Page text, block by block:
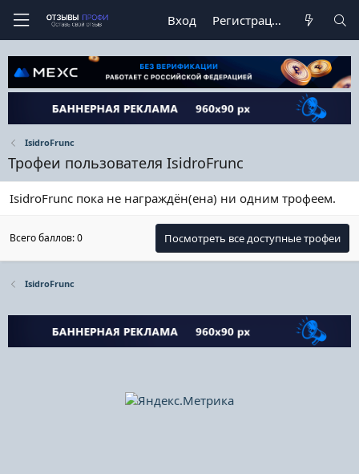
Вход Регистрация
IsidroFrunc
Трофеи пользователя IsidroFrunc
IsidroFrunc пока не награждён(ена) ни одним трофеем.
Всего баллов: 0 Посмотреть все доступные трофеи
IsidroFrunc